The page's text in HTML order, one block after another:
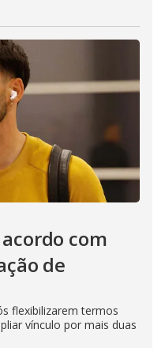
com
de
flexibilizarem termos
vínculo por mais duas